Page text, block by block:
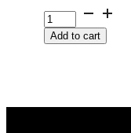
G235/45R18
98V
GRIP
Add to cart